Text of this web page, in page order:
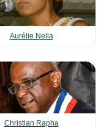
Aurélie Nella
Christian Rapha